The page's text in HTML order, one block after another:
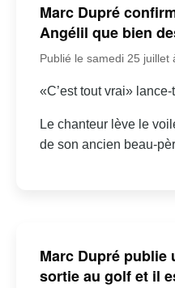
Marc Dupré
Angélil que bien
Publié le samedi 25 juillet
«C’est tout vrai» lance-
Le chanteur lève le
de son ancien beau-
Marc Dupré publie
sortie au golf et il